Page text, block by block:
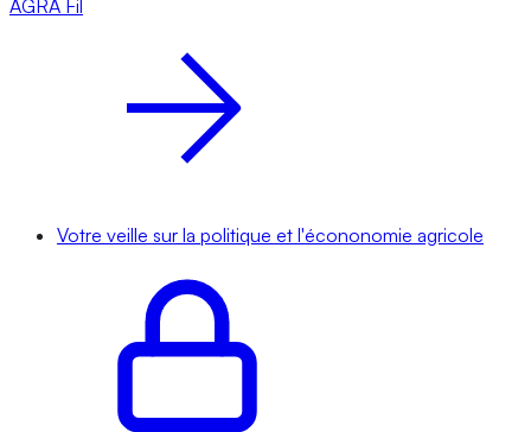
AGRA Fil
Votre veille sur la politique et l'écononomie agricole